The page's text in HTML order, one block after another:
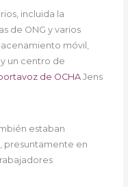
incluida la
de ONG y varios
móvil,
un centro de
de OCHAJens
estaban
presuntamente en